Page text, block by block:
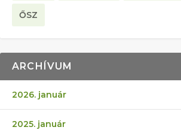
ŐSZ
ARCHÍVUM
2026. január
2025. január